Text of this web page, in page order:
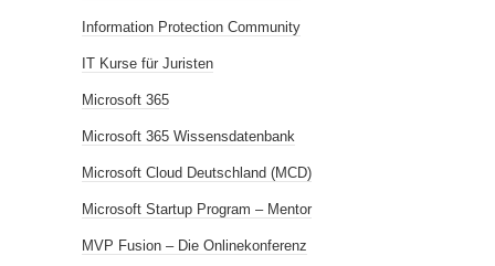
Information Protection Community
IT Kurse für Juristen
Microsoft 365
Microsoft 365 Wissensdatenbank
Microsoft Cloud Deutschland (MCD)
Microsoft Startup Program – Mentor
MVP Fusion – Die Onlinekonferenz